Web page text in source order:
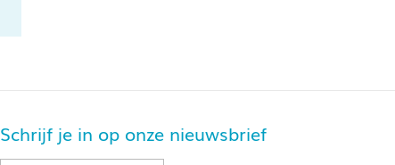
Schrijf je in op onze nieuwsbrief